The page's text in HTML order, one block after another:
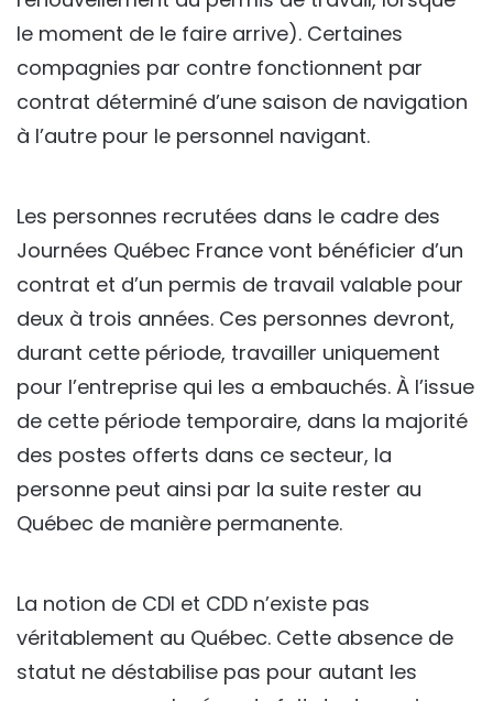
le moment de le faire arrive). Certaines
compagnies par contre fonctionnent par
contrat déterminé d’une saison de navigation
à l’autre pour le personnel navigant.
Les personnes recrutées dans le cadre des
Journées Québec France vont bénéficier d’un
contrat et d’un permis de travail valable pour
deux à trois années. Ces personnes devront,
durant cette période, travailler uniquement
pour l’entreprise qui les a embauchés. À l’issue
de cette période temporaire, dans la majorité
des postes offerts dans ce secteur, la
personne peut ainsi par la suite rester au
Québec de manière permanente.
La notion de CDI et CDD n’existe pas
véritablement au Québec. Cette absence de
statut ne déstabilise pas pour autant les